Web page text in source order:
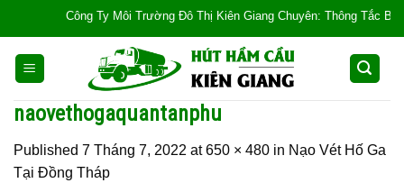
content
Công Ty Môi Trường Đô Thị Kiên Giang Chuyên: Thông Tắc Bồn
naovethogaquantanphu
Published 7 Tháng 7, 2022 at650 × 480 in Nạo Vét Hố Ga
Tại Đồng Tháp